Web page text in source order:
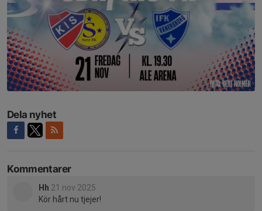
Dela nyhet
Kommentarer
Hh 21 nov 2025
Kör hårt nu tjejer!